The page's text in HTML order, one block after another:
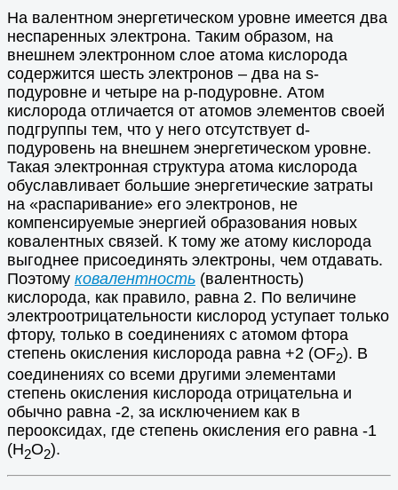
На валентном энергетическом уровне имеется два
неспаренных электрона. Таким образом, на
внешнем электронном слое атома кислорода
содержится шесть электронов – два на s-
подуровне и четыре на р-подуровне. Атом
кислорода отличается от атомов элементов своей
подгруппы тем, что у него отсутствует d-
подуровень на внешнем энергетическом уровне.
Такая электронная структура атома кислорода
обуславливает большие энергетические затраты
на «распаривание» его электронов, не
компенсируемые энергией образования новых
ковалентных связей. К тому же атому кислорода
выгоднее присоединять электроны, чем отдавать.
Поэтому ковалентность (валентность)
кислорода, как правило, равна 2. По величине
электроотрицательности кислород уступает только
фтору, только в соединениях с атомом фтора
степень окисления кислорода равна +2 (OF2). В
соединениях со всеми другими элементами
степень окисления кислорода отрицательна и
обычно равна -2, за исключением как в
перооксидах, где степень окисления его равна -1
(Н2О2).